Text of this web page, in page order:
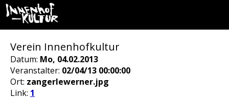
Verein Innenhofkultur
Datum: Mo, 04.02.2013
Veranstalter: 02/04/13 00:00:00
Ort: zangerlewerner.jpg
Link: 1